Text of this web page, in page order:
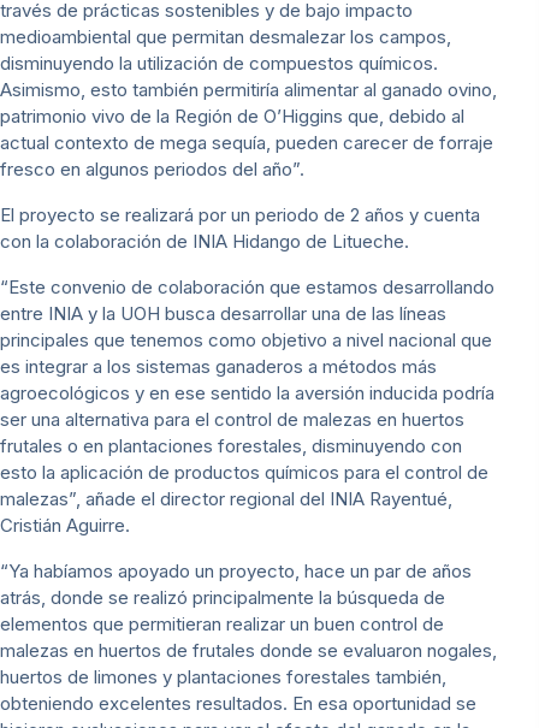
través de prácticas sostenibles y de bajo impacto
medioambiental que permitan desmalezar los campos,
disminuyendo la utilización de compuestos químicos.
Asimismo, esto también permitiría alimentar al ganado ovino,
patrimonio vivo de la Región de O’Higgins que, debido al
actual contexto de mega sequía, pueden carecer de forraje
fresco en algunos periodos del año”.
El proyecto se realizará por un periodo de 2 años y cuenta
con la colaboración de INIA Hidango de Litueche.
“Este convenio de colaboración que estamos desarrollando
entre INIA y la UOH busca desarrollar una de las líneas
principales que tenemos como objetivo a nivel nacional que
es integrar a los sistemas ganaderos a métodos más
agroecológicos y en ese sentido la aversión inducida podría
ser una alternativa para el control de malezas en huertos
frutales o en plantaciones forestales, disminuyendo con
esto la aplicación de productos químicos para el control de
malezas”, añade el director regional del INIA Rayentué,
Cristián Aguirre.
“Ya habíamos apoyado un proyecto, hace un par de años
atrás, donde se realizó principalmente la búsqueda de
elementos que permitieran realizar un buen control de
malezas en huertos de frutales donde se evaluaron nogales,
huertos de limones y plantaciones forestales también,
obteniendo excelentes resultados. En esa oportunidad se